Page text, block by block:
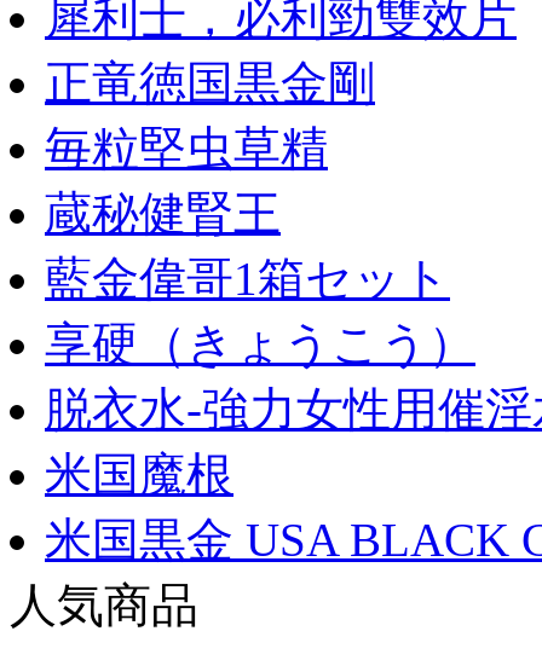
犀利士，必利勁雙效片
正竜徳国黒金剛
毎粒堅虫草精
蔵秘健腎王
藍金偉哥1箱セット
享硬（きょうこう）
脱衣水-強力女性用催
米国魔根
米国黒金 USA BLACK
人気商品